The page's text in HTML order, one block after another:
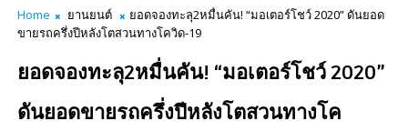
Home ยานยนต์
ยอดจองทะลุ2หมื่นคัน! “มอเตอร์โชว์ 2020” ดันยอด
ขายรถครึ่งปีหลังโตสวนทางโควิด-19
ยอดจองทะลุ2หมื่นคัน! “มอเตอร์โชว์ 2020”
ดันยอดขายรถครึ่งปีหลังโตสวนทางโค